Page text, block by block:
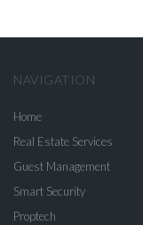
NAVIGATION
Home
Real Estate Services
Guest Management
Smart Security
Proptech